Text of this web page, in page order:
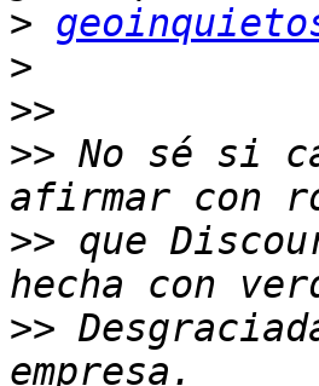
>
>
>>
>> No sé si
>> que
>>